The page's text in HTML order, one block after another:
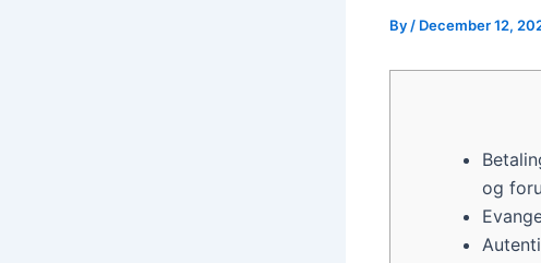
By / December 12,
og